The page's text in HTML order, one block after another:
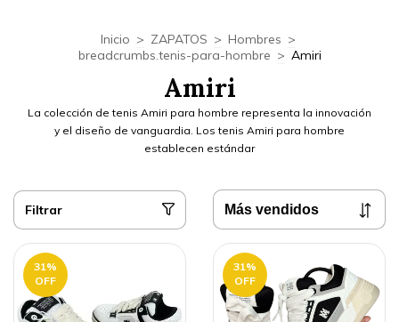
Inicio > ZAPATOS > Hombres >
breadcrumbs.tenis-para-hombre > Amiri
Amiri
La colección de tenis Amiri para hombre representa la innovación
y el diseño de vanguardia. Los tenis Amiri para hombre
establecen estándar
Filtrar
31%
OFF
31%
OFF